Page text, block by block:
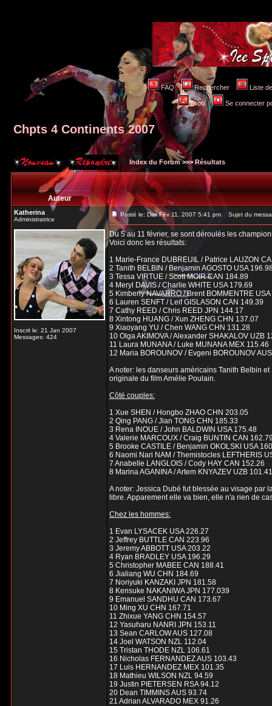
FAQ Rechercher Liste
Profil Se connecter
Chpts 4 Continents 2007
Index du Forum>>>Résultats
Auteur
Katherina
Administratrice
Inscrit le: 21 Jan 2007
Messages: 424
Posté le: Dim Fév 11, 2007 5:41 pm Sujet du
Du 5 au 11 février, se sont déroulés les
Voici donc les résultats:
1 Marie-France DUBREUIL / Patrice LAUZON
2 Tanith BELBIN / Benjamin AGOSTO USA
3 Tessa VIRTUE / Scott MOIR CAN 184.89
4 Meryl DAVIS / Charlie WHITE USA 179.69
5 Kimberly NAVARRO / Brent BOMMENTRE
6 Lauren SENFT / Leif GISLASON CAN 149.39
7 Cathy REED / Chris REED JPN 144.17
8 Xintong HUANG / Xun ZHENG CHN 137.07
9 Xiaoyang YU / Chen WANG CHN 131.28
10 Olga AKIMOVA / Alexander SHAKALOV UZB
11 Laura MUNANA / Luke MUNANA MEX 115.46
12 Maria BOROUNOV / Evgeni BOROUNOV
A noter: les danseurs américains Tanith Belbin
originale du film Amélie Poulain.
Côté couples:
1 Xue SHEN / Hongbo ZHAO CHN 203.05
2 Qing PANG / Jian TONG CHN 185.33
3 Rena INOUE / John BALDWIN USA 175.48
4 Valerie MARCOUX / Craig BUNTIN CAN
5 Brooke CASTILE / Benjamin OKOLSKI USA
6 Naomi Nari NAM / Themistocles LEFTHERIS
7 Anabelle LANGLOIS / Cody HAY CAN 152.26
8 Marina AGANINA / Artem KNYAZEV UZB 101.41
A noter: Jessica Dubé fut blessée au visage par
libre. Apparement elle va bien, elle n'a rien de
Chez les hommes:
1 Evan LYSACEK USA 226.27
2 Jeffrey BUTTLE CAN 223.96
3 Jeremy ABBOTT USA 203.22
4 Ryan BRADLEY USA 196.29
5 Christopher MABEE CAN 188.41
6 Jialiang WU CHN 184.69
7 Noriyuki KANZAKI JPN 181.58
8 Kensuke NAKANIWA JPN 177.039
9 Emanuel SANDHU CAN 173.67
10 Ming XU CHN 167.71
11 Zhixue YANG CHN 154.57
12 Yasuharu NANRI JPN 153.11
13 Sean CARLOW AUS 127.08
14 Joel WATSON NZL 112.04
15 Tristan THODE NZL 106.61
16 Nicholas FERNANDEZ AUS 103.43
17 Luis HERNANDEZ MEX 101.35
18 Mathieu WILSON NZL 94.59
19 Justin PIETERSEN RSA 94.12
20 Dean TIMMINS AUS 93.74
21 Adrian ALVARADO MEX 91.26